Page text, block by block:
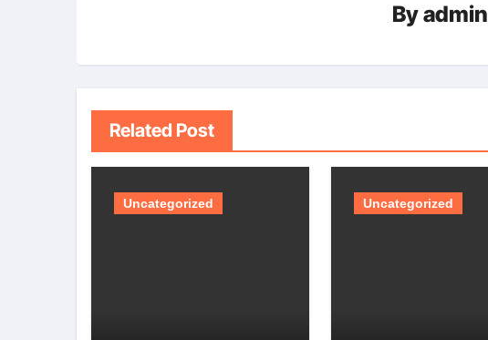
Byadmin
Related Post
Uncategorized Uncategorized